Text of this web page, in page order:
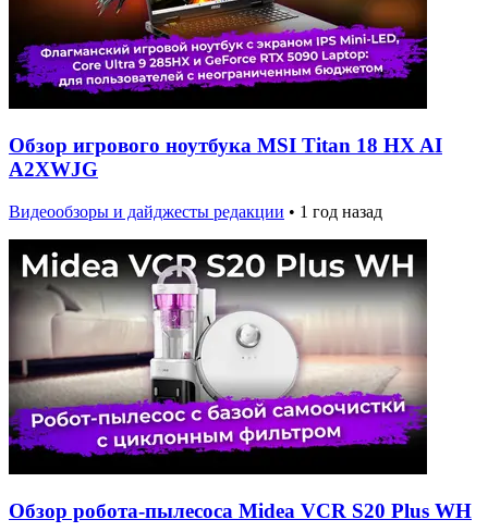
Обзор игрового ноутбука MSI Titan 18 HX AI
A2XWJG
Видеообзоры и дайджесты редакции • 1 год назад
Обзор робота-пылесоса Midea VCR S20 Plus WH